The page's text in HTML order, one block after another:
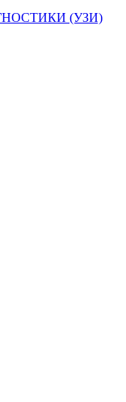
(УЗИ)